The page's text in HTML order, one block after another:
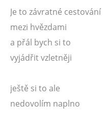
Je to závratné cestování
mezi hvězdami
a přál bych si to
vyjádřit vzletněji
ještě si to ale
nedovolím naplno